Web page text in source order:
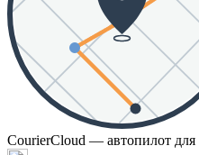
CourierCloud — автопилот для